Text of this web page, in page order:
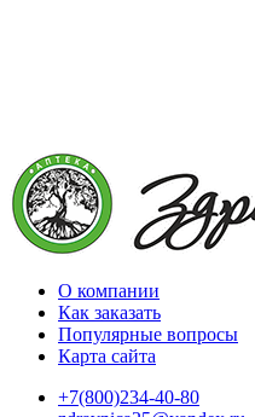
О компании
Как заказать
Популярные вопросы
Карта сайта
+7(800)234-40-80